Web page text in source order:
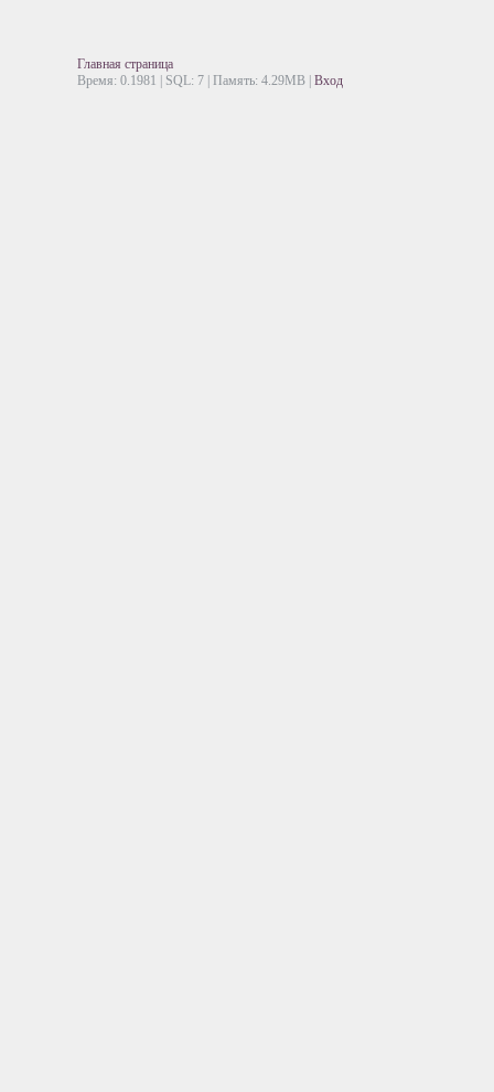
Главная страница
Время: 0.1981 | SQL: 7 | Память: 4.29MB Вход